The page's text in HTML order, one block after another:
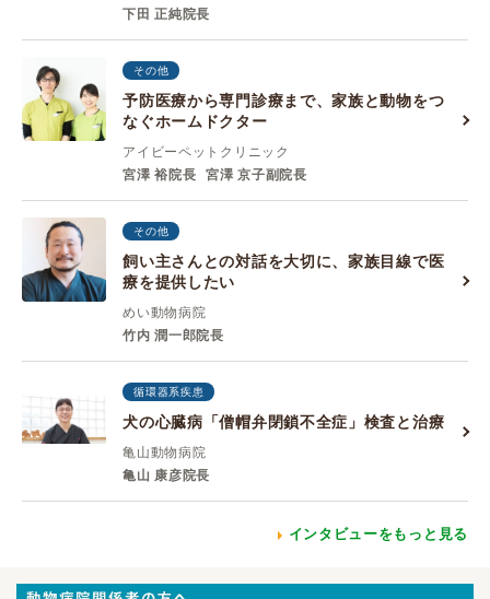
下田 正純院長
その他
予防医療から専門診療まで、家族と動物をつ
なぐホームドクター
アイビーペットクリニック
宮澤 裕院長
宮澤 京子副院長
その他
飼い主さんとの対話を大切に、家族目線で医
療を提供したい
めい動物病院
竹内 潤一郎院長
循環器系疾患
犬の心臓病「僧帽弁閉鎖不全症」検査と治療
亀山動物病院
亀山 康彦院長
インタビューをもっと見る